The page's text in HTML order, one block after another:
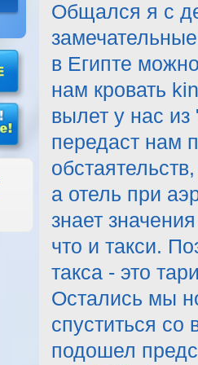
Общался я с
в Египте
нам кровать
вылет у нас
передаст нам
а отель при
знает
что и такси.
такса - это
Остались мы
спуститься со
подошел